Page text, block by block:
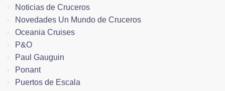
Noticias de Cruceros
Novedades Un Mundo de Cruceros
Oceania Cruises
P&O
Paul Gauguin
Ponant
Puertos de Escala